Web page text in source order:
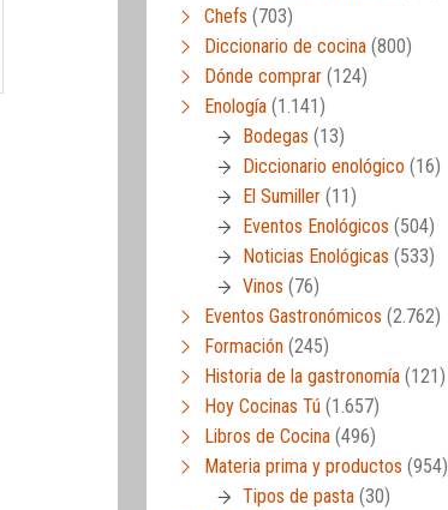
Chefs (703)
Diccionario de cocina (800)
Dónde comprar (124)
Enología (1.141)
Bodegas (13)
Diccionario enológico (16)
El Sumiller (11)
Eventos Enológicos (504)
Noticias Enológicas (533)
Vinos (76)
Eventos Gastronómicos (2.762)
Formación (245)
Historia de la gastronomía (121)
Hoy Cocinas Tú (1.657)
Libros de Cocina (496)
Materia prima y productos (954)
Tipos de pasta (30)